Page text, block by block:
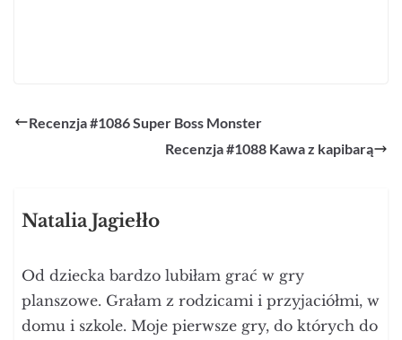
Recenzja #1086 Super Boss Monster
Recenzja #1088 Kawa z kapibarą
Natalia Jagiełło
Od dziecka bardzo lubiłam grać w gry
planszowe. Grałam z rodzicami i przyjaciółmi, w
domu i szkole. Moje pierwsze gry, do których do